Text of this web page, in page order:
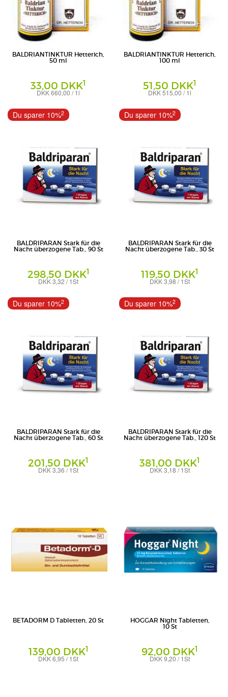
BALDRIANTINKTUR Hetterich,
50 ml
33,00 DKK1
DKK 660,00 / 1l
Teofarma s.r.l.
BALDRIANTINKTUR Hetterich,
100 ml
51,50 DKK1
DKK 515,00 / 1l
Teofarma s.r.l.
BALDRIPARAN Stark für die
Nacht überzogene Tab., 90 St
298,50 DKK1
DKK 3,32 / 1St
PharmaSGP GmbH
Du sparer 10%2
BALDRIPARAN Stark für die
Nacht überzogene Tab., 30 St
119,50 DKK1
DKK 3,98 / 1St
PharmaSGP GmbH
Du sparer 10%2
BALDRIPARAN Stark für die
Nacht überzogene Tab., 60 St
201,50 DKK1
DKK 3,36 / 1St
Du sparer 10%2
BALDRIPARAN Stark für die
Nacht überzogene Tab., 120 St
381,00 DKK1
DKK 3,18 / 1St
Du sparer 10%2
BETADORM D Tabletten, 20 St
139,00 DKK1
DKK 6,95 / 1St
HOGGAR Night Tabletten,
10 St
92,00 DKK1
DKK 9,20 / 1St